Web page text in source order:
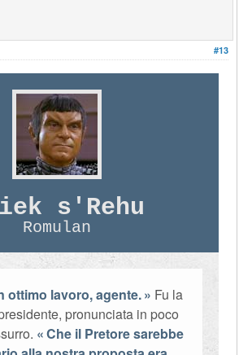
#13
s'Rehu
Romulan
ottimo lavoro, agente.
Fu la
pronunciata in poco
Che il Pretore sarebbe